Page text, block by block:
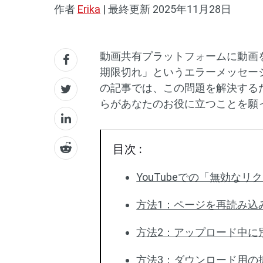
作者 Erika | 最終更新 2025年11月28日
動画共有プラットフォームに動
期限切れ」というエラーメッセ
の記事では、この問題を解決す
らがあなたのお役に立つことを願
目次 :
YouTubeでの「無効なリ
方法1：ページを再読み込
方法2：アップロード中に
方法3：ダウンロード用